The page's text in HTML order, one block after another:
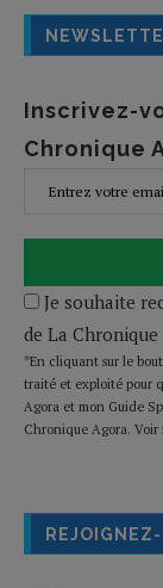
Inscrivez-
Chronique
Je souhaite
de La Chronique
*En cliquant sur le
traité et exploité pour
Agora et mon Guide
Chronique Agora. Voir